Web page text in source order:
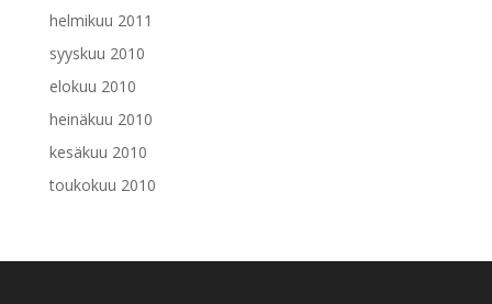
helmikuu 2011
syyskuu 2010
elokuu 2010
heinäkuu 2010
kesäkuu 2010
toukokuu 2010